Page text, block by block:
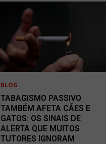
BLOG
TABAGISMO PASSIVO
TAMBÉM AFETA CÃES E
GATOS: OS SINAIS DE
ALERTA QUE MUITOS
TUTORES IGNORAM